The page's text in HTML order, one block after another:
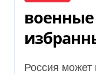
Украины
Россия может воспользоваться паузой в